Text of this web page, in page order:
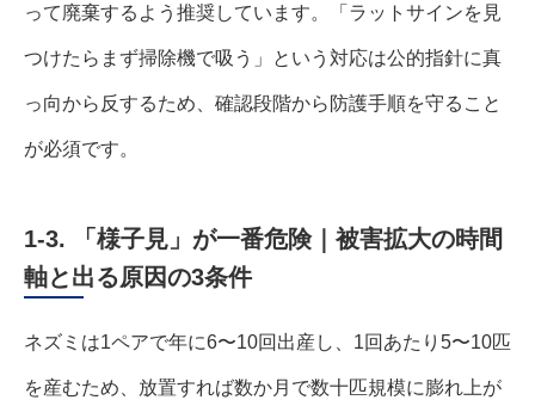
って廃棄するよう推奨しています。「ラットサインを見
つけたらまず掃除機で吸う」という対応は公的指針に真
っ向から反するため、確認段階から防護手順を守ること
が必須です。
1-3. 「様子見」が一番危険｜被害拡大の時間
軸と出る原因の3条件
ネズミは1ペアで年に6〜10回出産し、1回あたり5〜10匹
を産むため、放置すれば数か月で数十匹規模に膨れ上が